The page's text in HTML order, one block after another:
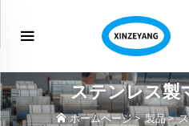
ステンレス製
ホームページ>製品>